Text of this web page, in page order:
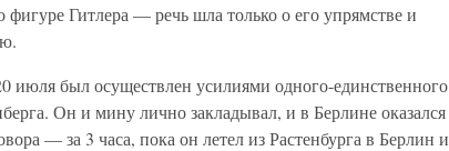
Гитлера — речь шла только о его упрямстве и
июля был осуществлен усилиями одного-единственного
Он и мину лично закладывал, и в Берлине оказался
— за 3 часа, пока он летел из Растенбурга в Берлин и